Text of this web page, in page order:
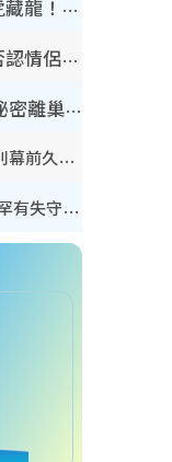
《愛回家》隱形富豪臥虎藏龍！盤點12位財氣逼人的有錢藝人：呢位靚女3億身家唔憂做
葉蒨文拍拖一周年親自否認情侶關係？！被質疑感情造假竟稱GM「普通同事」
30歲男藝人低調宣布已秘密離巢！人氣急跌變失蹤人口︰「這幾年過得並不容易」
《愛回家》童星Philip仔暫別幕前久違現身！15歲近況暴風長高蛻變帥氣少男
TVB新聞主播陳嘉欣鏡頭前罕有失守！遭林超英一句說話突襲嚇親當場大笑